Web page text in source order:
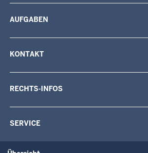
AUFGABEN
KONTAKT
RECHTS-INFOS
SERVICE